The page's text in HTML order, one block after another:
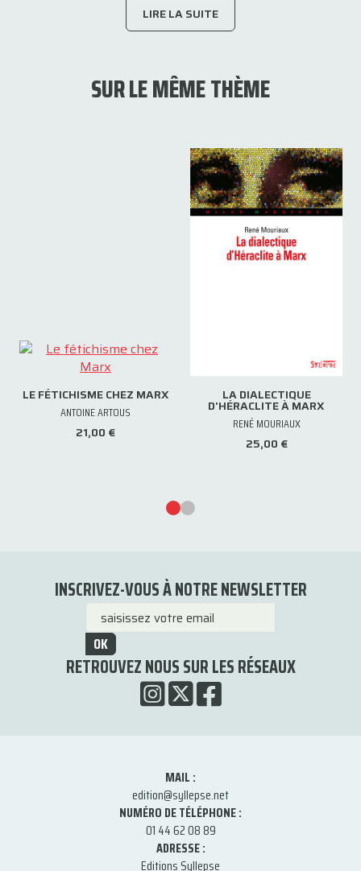
LIRE LA SUITE
SUR LE MÊME THÈME
LE FÉTICHISME CHEZ MARX
ANTOINE ARTOUS
21,00 €
LA DIALECTIQUE
D'HÉRACLITE À MARX
RENÉ MOURIAUX
25,00 €
INSCRIVEZ-VOUS À NOTRE NEWSLETTER
OK
RETROUVEZ NOUS SUR LES RÉSEAUX
MAIL :
edition@syllepse.net
NUMÉRO DE TÉLÉPHONE :
01 44 62 08 89
ADRESSE :
Editions Syllepse